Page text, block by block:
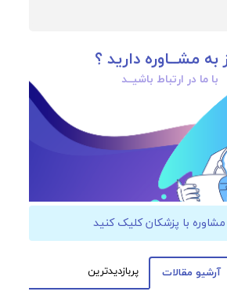
به مشــاوره دارید ؟
با ما در ارتباط باشیــد
مشاوره با پزشکان کلیک کنید
آرشیو مقالات پربازدیدترین